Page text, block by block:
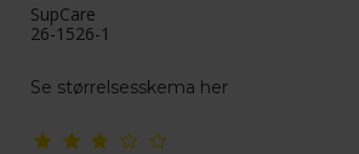
SupCare
26-1526-1
Se størrelsesskema her